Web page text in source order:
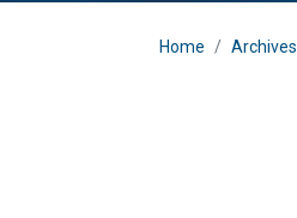
Home Archives